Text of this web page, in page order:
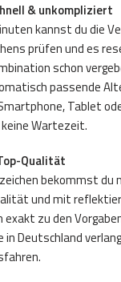
& unkompliziert
kannst du die
prüfen und es
schon
passende
Tablet
Wartezeit.
Qualität
bekommst du
und mit
exakt zu den
Deutschland